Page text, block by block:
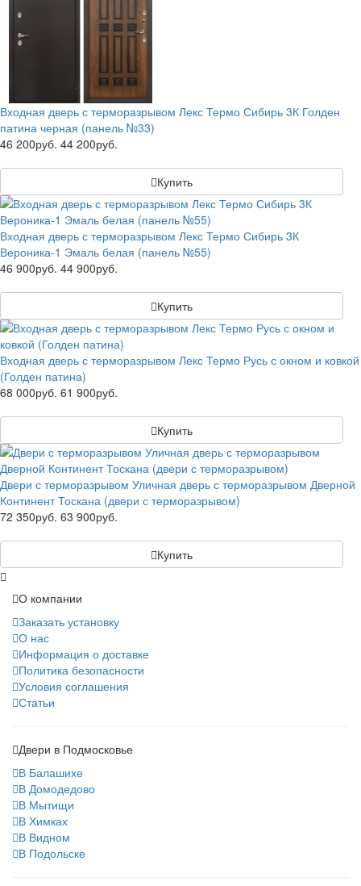
Входная дверь с терморазрывом Лекс Термо Сибирь 3К Голден
патина черная (панель №33)
46 200руб. 44 200руб.
Купить
Входная дверь с терморазрывом Лекс Термо Сибирь 3К
Вероника-1 Эмаль белая (панель №55)
46 900руб. 44 900руб.
Купить
Входная дверь с терморазрывом Лекс Термо Русь с окном и ковкой
(Голден патина)
68 000руб. 61 900руб.
Купить
Двери с терморазрывом Уличная дверь с терморазрывом Дверной
Континент Тоскана (двери с терморазрывом)
72 350руб. 63 900руб.
Купить
О компании
Заказать установку
О нас
Информация о доставке
Политика безопасности
Условия соглашения
Статьи
Двери в Подмосковье
В Балашихе
В Домодедово
В Мытищи
В Химках
В Видном
В Подольске